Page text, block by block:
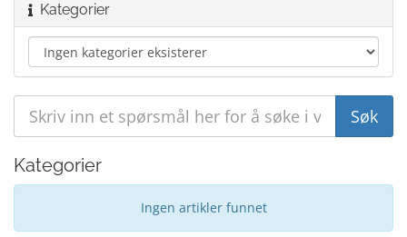
Kategorier
Kategorier
Ingen artikler funnet